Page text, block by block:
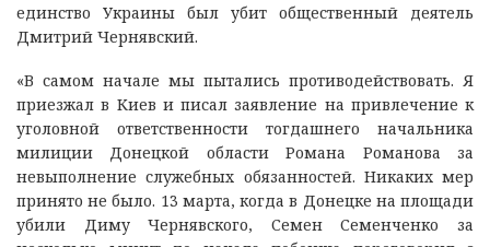
единство Украины был убит общественный деятель
Дмитрий Чернявский.
«В самом начале мы пытались противодействовать. Я
приезжал в Киев и писал заявление на привлечение к
уголовной ответственности тогдашнего начальника
милиции Донецкой области Романа Романова за
невыполнение служебных обязанностей. Никаких мер
принято не было. 13 марта, когда в Донецке на площади
убили Диму Чернявского, Семен Семенченко за